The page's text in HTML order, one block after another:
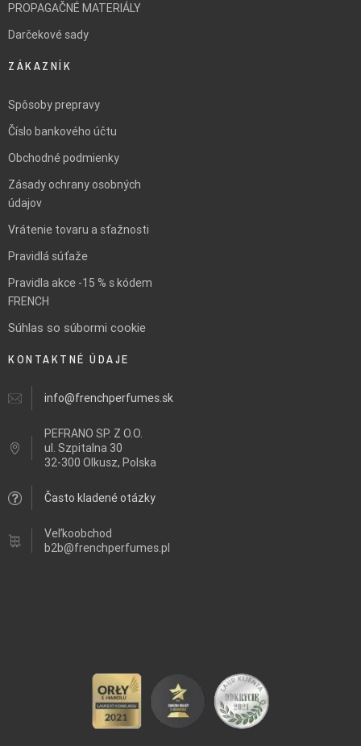
PROPAGAČNÉ MATERIÁLY
Darčekové sady
ZÁKAZNÍK
Spôsoby prepravy
Číslo bankového účtu
Obchodné podmienky
Zásady ochrany osobných
údajov
Vrátenie tovaru a sťažnosti
Pravidlá súťaže
Pravidla akce -15 % s kódem
FRENCH
Súhlas so súbormi cookie
KONTAKTNÉ ÚDAJE
info@frenchperfumes.sk
PEFRANO SP. Z O.O.
ul. Szpitalna 30
32-300 Olkusz, Polska
Často kladené otázky
Veľkoobchod
b2b@frenchperfumes.pl